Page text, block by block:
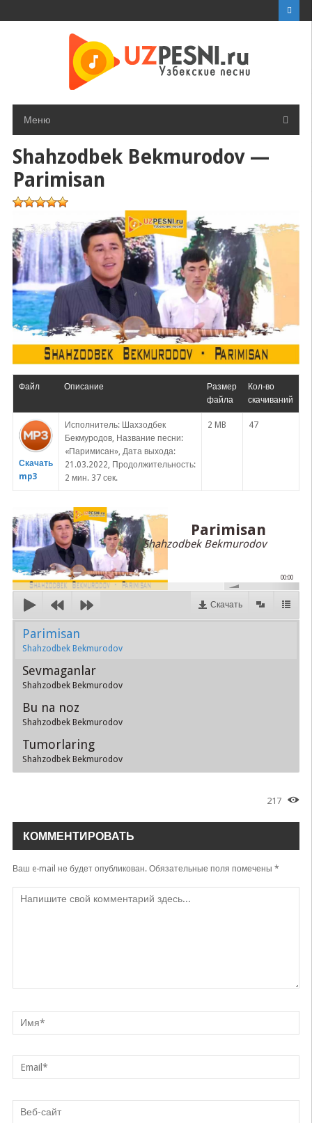
Меню
Shahzodbek Bekmurodov —
Parimisan
Файл Описание
Размер
файла
Кол-во
скачиваний
Скачать
mp3
Исполнитель: Шахзодбек
Бекмуродов, Название песни:
«Паримисан», Дата выхода:
21.03.2022, Продолжительность:
2 мин. 37 сек.
2 MB 47
Parimisan
Shahzodbek Bekmurodov
00:00
Скачать
Parimisan
Shahzodbek Bekmurodov
Sevmaganlar
Shahzodbek Bekmurodov
Bu na noz
Shahzodbek Bekmurodov
Tumorlaring
Shahzodbek Bekmurodov
217
КОММЕНТИРОВАТЬ
Ваш e-mail не будет опубликован.Обязательные поля помечены *